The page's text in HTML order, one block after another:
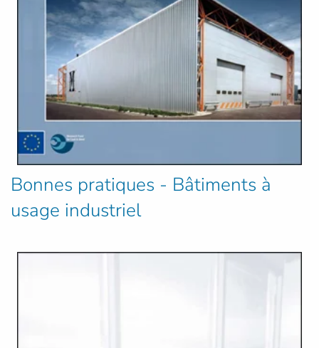
Bonnes pratiques - Bâtiments à
usage industriel